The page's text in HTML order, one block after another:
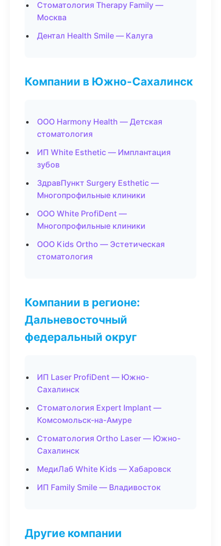
Стоматология Therapy Family —
Москва
Дентал Health Smile — Калуга
Компании в Южно-Сахалинск
ООО Harmony Health — Детская
стоматология
ИП White Esthetic — Имплантация
зубов
ЗдравПункт Surgery Esthetic —
Многопрофильные клиники
ООО White ProfiDent —
Многопрофильные клиники
ООО Kids Ortho — Эстетическая
стоматология
Компании в регионе:
Дальневосточный
федеральный округ
ИП Laser ProfiDent — Южно-
Сахалинск
Стоматология Expert Implant —
Комсомольск-на-Амуре
Стоматология Ortho Laser — Южно-
Сахалинск
МедиЛаб White Kids — Хабаровск
ИП Family Smile — Владивосток
Другие компании